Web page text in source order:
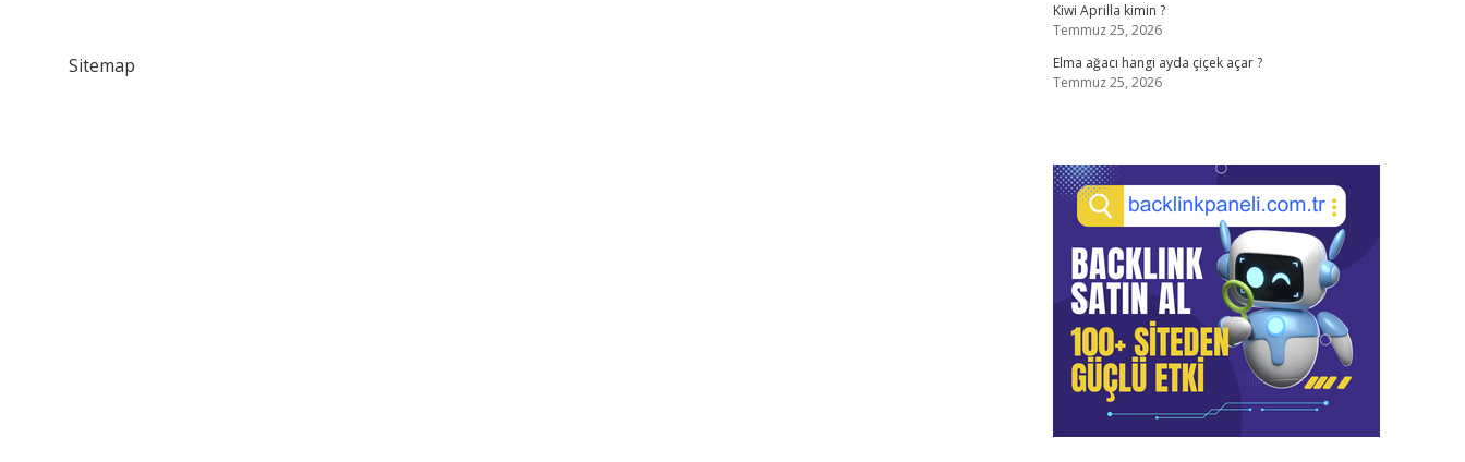
Sitemap
Kiwi Aprilla kimin ?
Temmuz 25, 2026
Elma ağacı hangi ayda çiçek açar ?
Temmuz 25, 2026